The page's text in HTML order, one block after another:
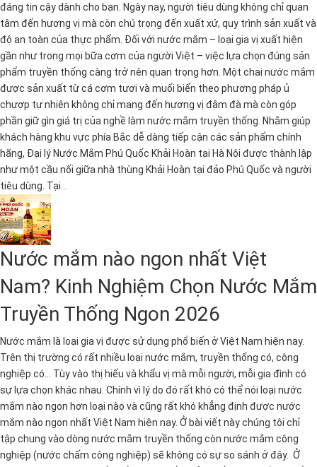
đáng tin cậy dành cho bạn. Ngày nay, người tiêu dùng không chỉ quan
tâm đến hương vị mà còn chú trọng đến xuất xứ, quy trình sản xuất và
độ an toàn của thực phẩm. Đối với nước mắm – loại gia vị xuất hiện
gần như trong mọi bữa cơm của người Việt – việc lựa chọn đúng sản
phẩm truyền thống càng trở nên quan trọng hơn. Một chai nước mắm
được sản xuất từ cá cơm tươi và muối biển theo phương pháp ủ
chượp tự nhiên không chỉ mang đến hương vị đậm đà mà còn góp
phần giữ gìn giá trị của nghề làm nước mắm truyền thống. Nhằm giúp
khách hàng khu vực phía Bắc dễ dàng tiếp cận các sản phẩm chính
hãng, Đại lý Nước Mắm Phú Quốc Khải Hoàn tại Hà Nội được thành lập
như một cầu nối giữa nhà thùng Khải Hoàn tại đảo Phú Quốc và người
tiêu dùng. Tại...
Nước mắm nào ngon nhất Việt
Nam? Kinh Nghiệm Chọn Nước Mắm
Truyền Thống Ngon 2026
Nước mắm là loại gia vị được sử dụng phổ biến ở Việt Nam hiện nay.
Trên thị trường có rất nhiều loại nước mắm, truyền thống có, công
nghiệp có... Tùy vào thị hiếu và khẩu vị mà mỗi người, mỗi gia đình có
sự lựa chọn khác nhau. Chính vì lý do đó rất khó có thể nói loại nước
mắm nào ngon hơn loại nào và cũng rất khó khẳng định được nước
mắm nào ngon nhất Việt Nam hiện nay. Ở bài viết này chúng tôi chỉ
tập chung vào dòng nước mắm truyền thống còn nước mắm công
nghiệp (nước chấm công nghiệp) sẽ không có sự so sánh ở đây. Ở